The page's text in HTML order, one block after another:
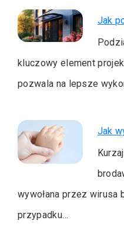
Jak
kluczowy element
pozwala na lepsze
Jak
wywołana przez wirusa
przypadku…